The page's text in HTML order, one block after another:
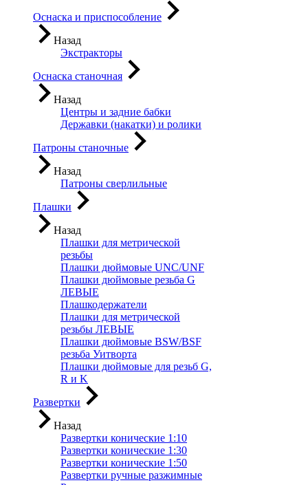
Оснаска и приспособление
Назад
Экстракторы
Оснаска станочная
Назад
Центры и задние бабки
Державки (накатки) и ролики
Патроны станочные
Назад
Патроны сверлильные
Плашки
Назад
Плашки для метрической
резьбы
Плашки дюймовые UNC/UNF
Плашки дюймовые резьба G
ЛЕВЫЕ
Плашкодержатели
Плашки для метрической
резьбы ЛЕВЫЕ
Плашки дюймовые BSW/BSF
резьба Уитворта
Плашки дюймовые для резьб G,
R и K
Развертки
Назад
Развертки конические 1:10
Развертки конические 1:30
Развертки конические 1:50
Развертки ручные разжимные